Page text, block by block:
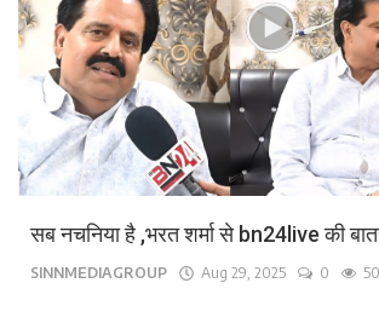
सब नचनिया है ,भरत शर्मा से bn24live की
SINNMEDIAGROUP Aug 29, 2025 0